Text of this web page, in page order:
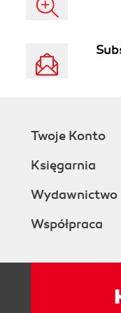
Twoje Konto
Księgarnia
Wydawnictwo
Współpraca